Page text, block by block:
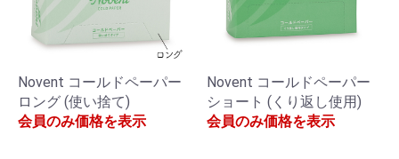
Novent コールドペーパー
ロング (使い捨て)
会員のみ価格を表示
Novent コールドペーパー
ショート (くり返し使用)
会員のみ価格を表示